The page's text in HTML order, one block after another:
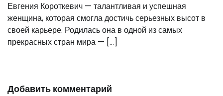
Евгения Короткевич — талантливая и успешная
женщина, которая смогла достичь серьезных высот в
своей карьере. Родилась она в одной из самых
прекрасных стран мира — […]
Добавить комментарий